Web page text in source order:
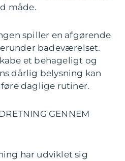
måde.
spiller en afgørende
badeværelset.
et behageligt og
dårlig belysning kan
daglige rutiner.
GENNEM
har udviklet sig